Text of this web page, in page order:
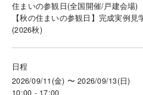
住まいの参観日(全国開催/戸建会場)
【秋の住まいの参観日】完成実例
(2026秋)
日程
2026/09/11(金) 〜 2026/09/13(日)
10:00 - 17:00